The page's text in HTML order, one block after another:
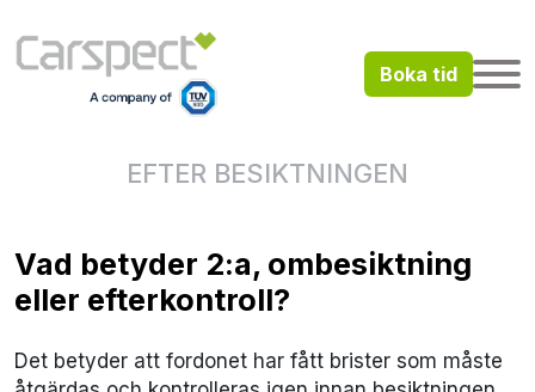
Boka tid
EFTER BESIKTNINGEN
Vad betyder 2:a, ombesiktning
eller efterkontroll?
Det betyder att fordonet har fått brister som måste